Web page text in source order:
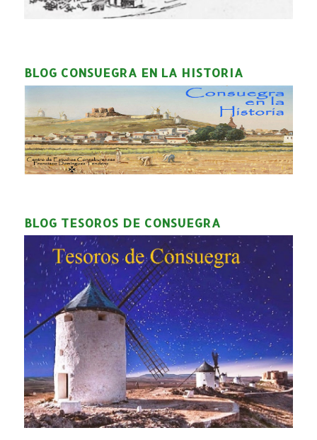
BLOG CONSUEGRA EN LA HISTORIA
BLOG TESOROS DE CONSUEGRA